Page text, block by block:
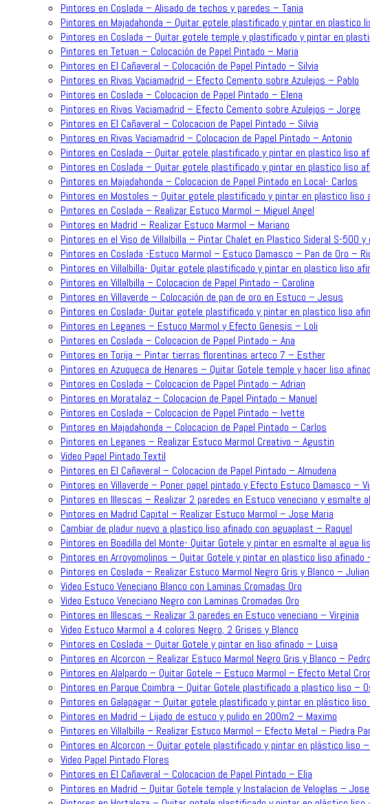
Pintores en Coslada – Alisado de techos y paredes – Tania
Pintores en Majadahonda – Quitar gotele plastificado y pintar en plastico
Pintores en Coslada – Quitar gotele temple y plastificado y pintar en
Pintores en Tetuan – Colocación de Papel Pintado – Maria
Pintores en El Cañaveral – Colocación de Papel Pintado – Silvia
Pintores en Rivas Vaciamadrid – Efecto Cemento sobre Azulejos – Pablo
Pintores en Coslada – Colocacion de Papel Pintado – Elena
Pintores en Rivas Vaciamadrid – Efecto Cemento sobre Azulejos – Jorge
Pintores en El Cañaveral – Colocacion de Papel Pintado – Silvia
Pintores en Rivas Vaciamadrid – Colocacion de Papel Pintado – Antonio
Pintores en Coslada – Quitar gotele plastificado y pintar en plastico liso
Pintores en Coslada – Quitar gotele plastificado y pintar en plastico liso
Pintores en Majadahonda – Colocacion de Papel Pintado en Local- Carlos
Pintores en Mostoles – Quitar gotele plastificado y pintar en plastico liso
Pintores en Coslada – Realizar Estuco Marmol – Miguel Angel
Pintores en Madrid – Realizar Estuco Marmol – Mariano
Pintores en el Viso de Villalbilla – Pintar Chalet en Plastico Sideral S-500
Pintores en Coslada -Estuco Marmol – Estuco Damasco – Pan de Oro –
Pintores en Villalbilla- Quitar gotele plastificado y pintar en plastico liso
Pintores en Villalbilla – Colocacion de Papel Pintado – Carolina
Pintores en Villaverde – Colocación de pan de oro en Estuco – Jesus
Pintores en Coslada- Quitar gotele plastificado y pintar en plastico liso
Pintores en Leganes – Estuco Marmol y Efecto Genesis – Loli
Pintores en Coslada – Colocacion de Papel Pintado – Ana
Pintores en Torija – Pintar tierras florentinas arteco 7 – Esther
Pintores en Azuqueca de Henares – Quitar Gotele temple y hacer liso
Pintores en Coslada – Colocacion de Papel Pintado – Adrian
Pintores en Moratalaz – Colocacion de Papel Pintado – Manuel
Pintores en Coslada – Colocacion de Papel Pintado – Ivette
Pintores en Majadahonda – Colocacion de Papel Pintado – Carlos
Pintores en Leganes – Realizar Estuco Marmol Creativo – Agustin
Video Papel Pintado Textil
Pintores en El Cañaveral – Colocacion de Papel Pintado – Almudena
Pintores en Villaverde – Poner papel pintado y Efecto Estuco Damasco –
Pintores en Illescas – Realizar 2 paredes en Estuco veneciano y esmalte
Pintores en Madrid Capital – Realizar Estuco Marmol – Jose Maria
Cambiar de pladur nuevo a plastico liso afinado con aguaplast – Raquel
Pintores en Boadilla del Monte- Quitar Gotele y pintar en esmalte al agua
Pintores en Arroyomolinos – Quitar Gotele y pintar en plastico liso afinado
Pintores en Coslada – Realizar Estuco Marmol Negro Gris y Blanco – Julian
Video Estuco Veneciano Blanco con Laminas Cromadas Oro
Video Estuco Veneciano Negro con Laminas Cromadas Oro
Pintores en Illescas – Realizar 3 paredes en Estuco veneciano – Virginia
Video Estuco Marmol a 4 colores Negro, 2 Grises y Blanco
Pintores en Coslada – Quitar Gotele y pintar en liso afinado – Luisa
Pintores en Alcorcon – Realizar Estuco Marmol Negro Gris y Blanco – Pedro
Pintores en Alalpardo – Quitar Gotele – Estuco Marmol – Efecto Metal
Pintores en Parque Coimbra – Quitar Gotele plastificado a plastico liso –
Pintores en Galapagar – Quitar gotele plastificado y pintar en plástico liso
Pintores en Madrid – Lijado de estuco y pulido en 200m2 – Maximo
Pintores en Villalbilla – Realizar Estuco Marmol – Efecto Metal – Piedra
Pintores en Alcorcon – Quitar gotele plastificado y pintar en plástico liso –
Video Papel Pintado Flores
Pintores en El Cañaveral – Colocacion de Papel Pintado – Elia
Pintores en Madrid – Quitar Gotele temple y Instalacion de Veloglas –